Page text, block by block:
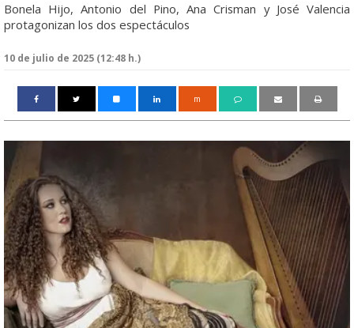
Bonela Hijo, Antonio del Pino, Ana Crisman y José Valencia
protagonizan los dos espectáculos
10 de julio de 2025 (12:48 h.)
m